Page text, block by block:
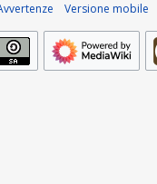
Versione mobile